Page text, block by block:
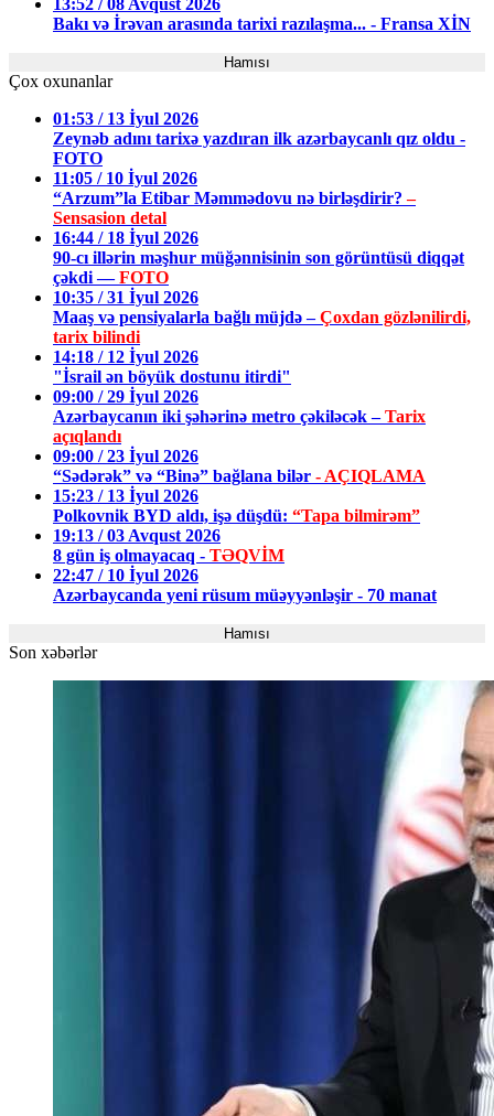
13:52 / 08 Avqust 2026
Bakı və İrəvan arasında tarixi razılaşma... - Fransa XİN
Hamısı
Çox oxunanlar
01:53 / 13 İyul 2026
Zeynəb adını tarixə yazdıran ilk azərbaycanlı qız oldu -
FOTO
11:05 / 10 İyul 2026
“Arzum”la Etibar Məmmədovu nə birləşdirir?–
Sensasion detal
16:44 / 18 İyul 2026
90-cı illərin məşhur müğənnisinin son görüntüsü diqqət
çəkdi —FOTO
10:35 / 31 İyul 2026
Maaş və pensiyalarla bağlı müjdə –Çoxdan gözlənilirdi,
tarix bilindi
14:18 / 12 İyul 2026
"İsrail ən böyük dostunu itirdi"
09:00 / 29 İyul 2026
Azərbaycanın iki şəhərinə metro çəkiləcək –Tarix
açıqlandı
09:00 / 23 İyul 2026
“Sədərək” və “Binə” bağlana bilər - AÇIQLAMA
15:23 / 13 İyul 2026
Polkovnik BYD aldı, işə düşdü: “Tapa bilmirəm”
19:13 / 03 Avqust 2026
8 gün iş olmayacaq - TƏQVİM
22:47 / 10 İyul 2026
Azərbaycanda yeni rüsum müəyyənləşir - 70 manat
Hamısı
Son xəbərlər